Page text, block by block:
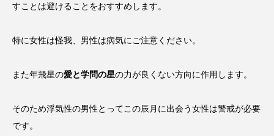
すことは避けることをおすすめします。
特に女性は怪我、男性は病気にご注意ください。
また年飛星の愛と学問の星の力が良くない方向に作用します。
そのため浮気性の男性とってこの辰月に出会う女性は警戒が必要
です。